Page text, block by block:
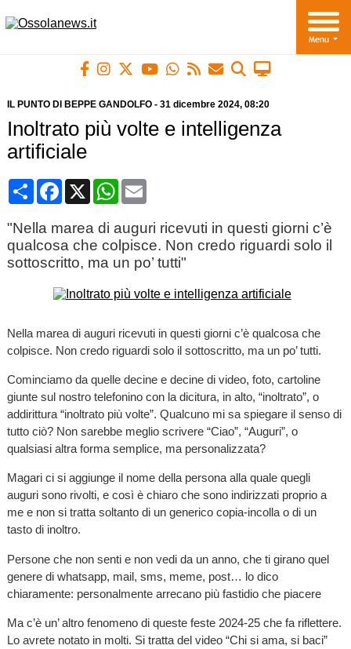
IL PUNTO DI BEPPE GANDOLFO- 31 dicembre 2024, 08:20
Inoltrato più volte e intelligenza
artificiale
CondividiFacebook
X WhatsApp
Email
"Nella marea di auguri ricevuti in questi giorni c’è
qualcosa che colpisce. Non credo riguardi solo il
sottoscritto, ma un po’ tutti"
Nella marea di auguri ricevuti in questi giorni c’è qualcosa che
colpisce. Non credo riguardi solo il sottoscritto, ma un po’ tutti.
Cominciamo da quelle decine e decine di video, foto, cartoline
giunte sul nostro telefonino con la dicitura, in alto, “inoltrato”, o
addirittura “inoltrato più volte”. Qualcuno mi sa spiegare il senso di
tutto ciò? Non sarebbe meglio scrivere “Ciao”, “Auguri”, o
qualsiasi altra forma semplice, ma personalizzata?
Magari ci si aggiunge il nome della persona alla quale quegli
auguri sono rivolti, e così è chiaro che sono indirizzati proprio a
me e non si tratta soltanto di un generico copia-incolla o di un
tasto di inoltro.
Persone che non senti e non vedi da un anno, che ti girano quel
genere di whatsapp, mail, sms, meme, post… lo dico
chiaramente: personalmente arrecano più fastidio che piacere
Ma c’è un’ altro fenomeno di queste feste 2024-25 che fa riflettere.
Lo avrete notato in molti. Si tratta del video “Chi si ama, si baci”